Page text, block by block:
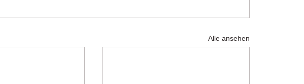
Alle ansehen